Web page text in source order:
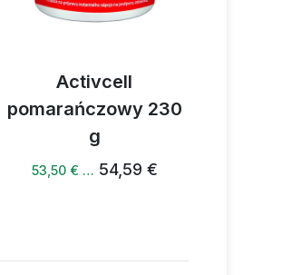
230
54,59 €
Activ Vitality spray